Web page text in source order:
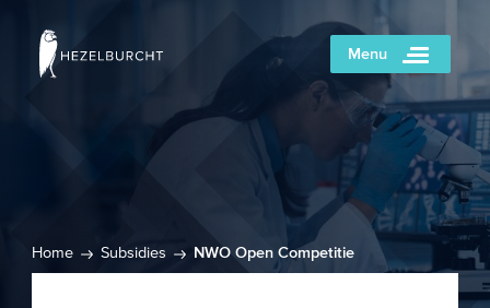
Menu
Home Subsidies NWO Open Competitie